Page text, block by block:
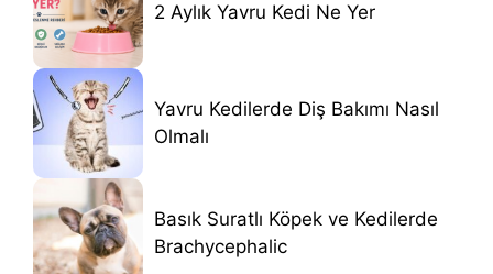
2 Aylık Yavru Kedi Ne Yer
Yavru Kedilerde Diş Bakımı Nasıl
Olmalı
Basık Suratlı Köpek ve Kedilerde
Brachycephalic